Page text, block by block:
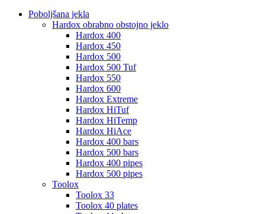
Poboljšana jekla
Hardox obrabno obstojno jeklo
Hardox 400
Hardox 450
Hardox 500
Hardox 500 Tuf
Hardox 550
Hardox 600
Hardox Extreme
Hardox HiTuf
Hardox HiTemp
Hardox HiAce
Hardox 400 bars
Hardox 500 bars
Hardox 400 pipes
Hardox 500 pipes
Toolox
Toolox 33
Toolox 40 plates